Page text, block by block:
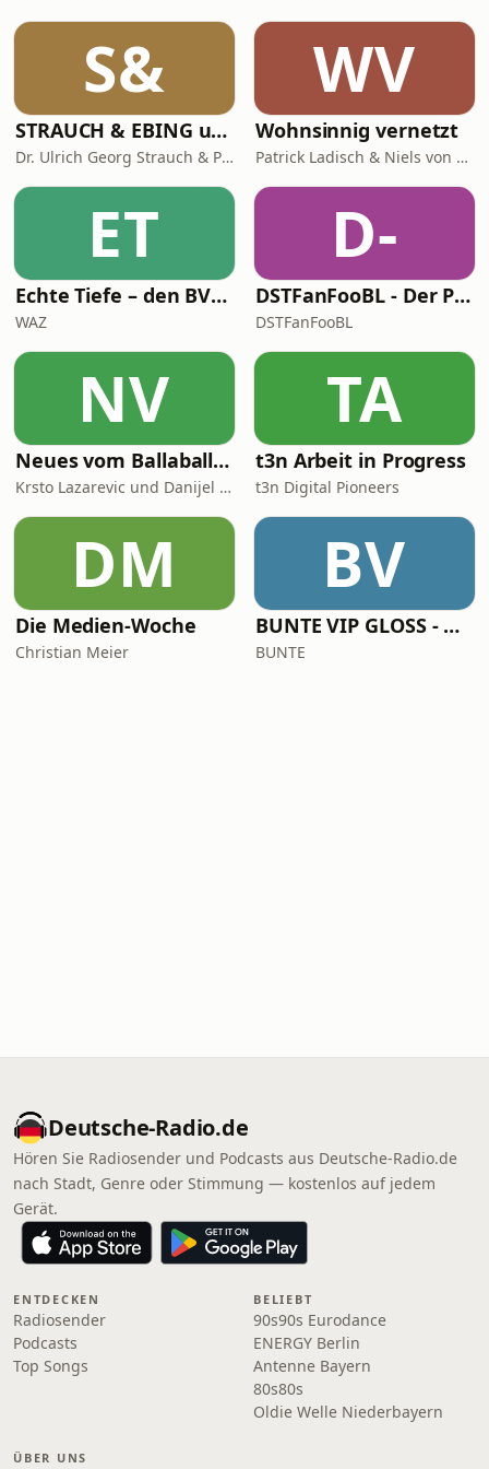
S&
STRAUCH & EBING ungeskriptet
Dr. Ulrich Georg Strauch & Prof. Dr. Jens Ebing
WV
Wohnsinnig vernetzt
Patrick Ladisch & Niels von Breymann
ET
Echte Tiefe – den BVB verstehen
WAZ
D-
DSTFanFooBL - Der Podcast zur Down Set Talk! Fantasy Football Bundesliga
DSTFanFooBL
NV
Neues vom Ballaballa-Balkan
Krsto Lazarevic und Danijel Majic
TA
t3n Arbeit in Progress
t3n Digital Pioneers
DM
Die Medien-Woche
Christian Meier
BV
BUNTE VIP GLOSS - Der Beauty Podcast
BUNTE
Deutsche-Radio.de
Hören Sie Radiosender und Podcasts aus Deutsche-Radio.de
nach Stadt, Genre oder Stimmung — kostenlos auf jedem
Gerät.
ENTDECKEN
Radiosender
Podcasts
Top Songs
BELIEBT
90s90s Eurodance
ENERGY Berlin
Antenne Bayern
80s80s
Oldie Welle Niederbayern
ÜBER UNS